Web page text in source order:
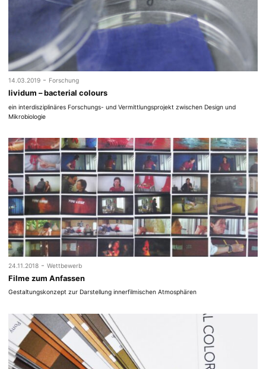
14.03.2019 - Forschung
lividum – bacterial colours
ein interdisziplinäres Forschungs- und Vermittlungsprojekt zwischen Design und
Mikrobiologie
24.11.2018 - Wettbewerb
Filme zum Anfassen
Gestaltungskonzept zur Darstellung innerfilmischen Atmosphären